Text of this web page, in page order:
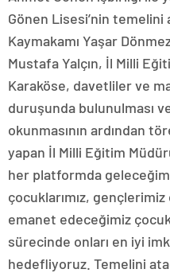
Gönen Lisesi’nin temelini
Kaymakamı Yaşar
Mustafa Yalçın, İl Milli
Karaköse, davetliler ve
duruşunda bulunulması
okunmasının ardından
yapan İl Milli Eğitim
her platformda
çocuklarımız,
emanet edeceğimiz
sürecinde onları en iyi
hedefliyoruz. Temelini